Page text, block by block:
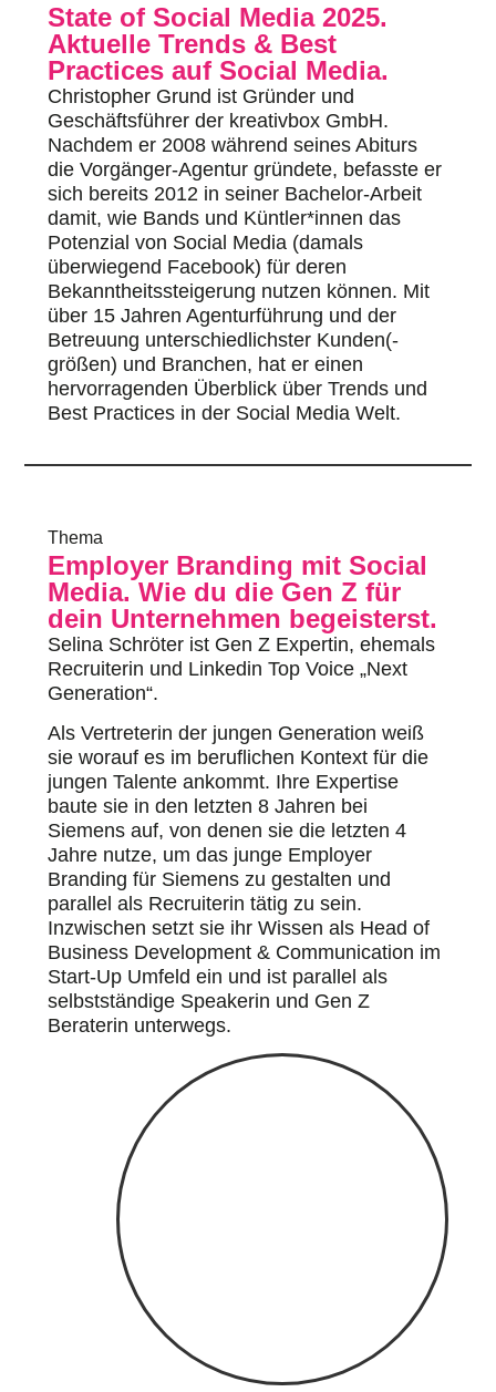
State of Social Media 2025.
Aktuelle Trends & Best
Practices auf Social Media.
Christopher Grund ist Gründer und
Geschäftsführer der kreativbox GmbH.
Nachdem er 2008 während seines Abiturs
die Vorgänger-Agentur gründete, befasste er
sich bereits 2012 in seiner Bachelor-Arbeit
damit, wie Bands und Küntler*innen das
Potenzial von Social Media (damals
überwiegend Facebook) für deren
Bekanntheitssteigerung nutzen können. Mit
über 15 Jahren Agenturführung und der
Betreuung unterschiedlichster Kunden(-
größen) und Branchen, hat er einen
hervorragenden Überblick über Trends und
Best Practices in der Social Media Welt.
Thema
Employer Branding mit Social
Media. Wie du die Gen Z für
dein Unternehmen begeisterst.
Selina Schröter ist Gen Z Expertin, ehemals
Recruiterin und Linkedin Top Voice „Next
Generation“.
Als Vertreterin der jungen Generation weiß
sie worauf es im beruflichen Kontext für die
jungen Talente ankommt. Ihre Expertise
baute sie in den letzten 8 Jahren bei
Siemens auf, von denen sie die letzten 4
Jahre nutze, um das junge Employer
Branding für Siemens zu gestalten und
parallel als Recruiterin tätig zu sein.
Inzwischen setzt sie ihr Wissen als Head of
Business Development & Communication im
Start-Up Umfeld ein und ist parallel als
selbstständige Speakerin und Gen Z
Beraterin unterwegs.